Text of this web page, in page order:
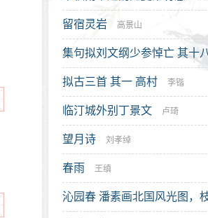
留宿灵岩 高景山
集句拟刘文纲少参悼亡 其十
拟古三首 其一 高村 李锴
临汀城外别丁景文 卢琦
望月诗 刘孝绰
春雨 王缜
沁园春 潘素画北国风光图，